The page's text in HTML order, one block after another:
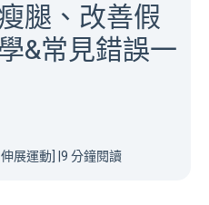
腿、改善假
&常見錯誤一
展運動] 9 分鐘閱讀